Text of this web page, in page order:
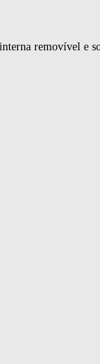
removível e